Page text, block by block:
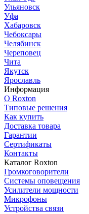
Ульяновск
Уфа
Хабаровск
Чебоксары
Челябинск
Череповец
Чита
Якутск
Ярославль
Информация
О Roxton
Типовые решения
Как купить
Доставка товара
Гарантии
Сертификаты
Контакты
Каталог Roxton
Громкоговорители
Системы оповещения
Усилители мощности
Микрофоны
Устройства связи